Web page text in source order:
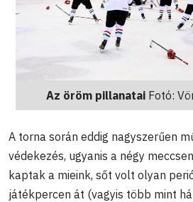
Az öröm pillanataiFotó:
A torna során eddig nagyszerűen
védekezés, ugyanis a négy
kaptak a mieink, sőt volt olyan
játékpercen át (vagyis több mint